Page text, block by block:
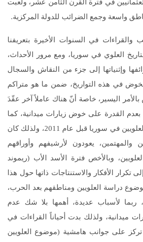
في فترة القرن الثامن عشر، ولعبت
واسعة وجمع الضرائب للدولة المركزية.
في السنوات الأخيرة بتعريفنا
العلوي في سوريا، ومع مرور الأحداث،
وإثنياتها إلى جزء من النقاش والسجال
الخوض في هذه التواريخ، ضمن ما هو متراكم
اليسير، خاصة أنّ هناك عاملاً آخر عقّدَ
بعدم القدرة على خوض زيارات ميدانية، كما
فعل غالبية من درسوا العلويين في سوريا قبل عام 2011، ولذلك كان
والمهتمين، يعودون لأرشيفهم وأوراقهم
وبالأخص فترة الأسد الأب (ريموند
تكرار الأفكار والاستنتاجات ذاتها حول هذا
دراسة العلويين ومناطقهم بعد الحرب،
لأسباب عديدة، أهمها بلا شك عدم
ميدانية، ولذلك بدت أحياناً القراءات في
تركز على جوانب هامشية (موضوع العلويين